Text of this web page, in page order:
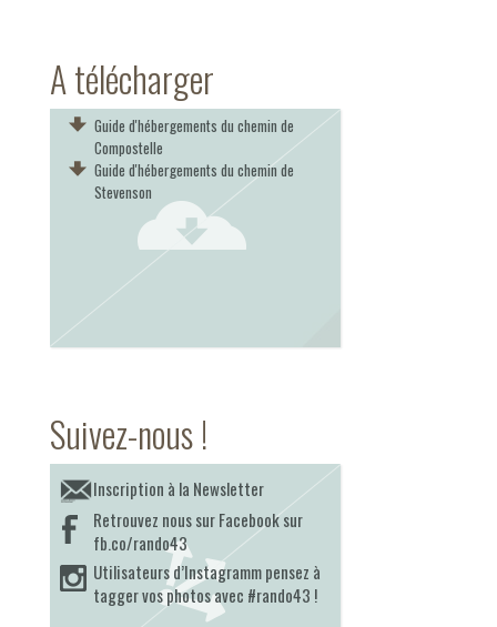
A télécharger
Guide d'hébergements du chemin de
Compostelle
Guide d'hébergements du chemin de
Stevenson
Suivez-nous !
Inscription à la Newsletter
Retrouvez nous sur Facebook sur
fb.co/rando43
Utilisateurs d’Instagramm pensez à
tagger vos photos avec #rando43 !